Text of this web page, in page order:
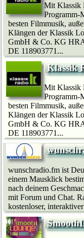
Mit Klassik
Programm-
besten Filmmusik,
Klängen der Klassik
GmbH & Co. KG
DE 118903771...
Klassik
Mit Klassik
Programm-
besten Filmmusik,
Klängen der Klassik
GmbH & Co. KG
DE 118903771...
wunschradio.fm ist
einem Mausklick
nach deinem
mit Forum und Chat.
kostenloser,